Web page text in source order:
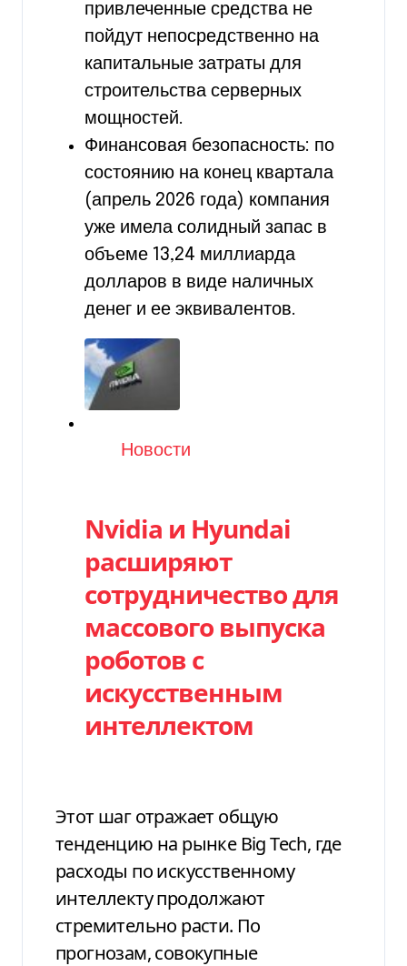
привлеченные средства не
пойдут непосредственно на
капитальные затраты для
строительства серверных
мощностей.
Финансовая безопасность: по
состоянию на конец квартала
(апрель 2026 года) компания
уже имела солидный запас в
объеме 13,24 миллиарда
долларов в виде наличных
денег и ее эквивалентов.
Категория
Новости
Nvidia и Hyundai
расширяют
сотрудничество для
массового выпуска
роботов с
искусственным
интеллектом
Этот шаг отражает общую
тенденцию на рынке Big Tech, где
расходы по искусственному
интеллекту продолжают
стремительно расти. По
прогнозам, совокупные